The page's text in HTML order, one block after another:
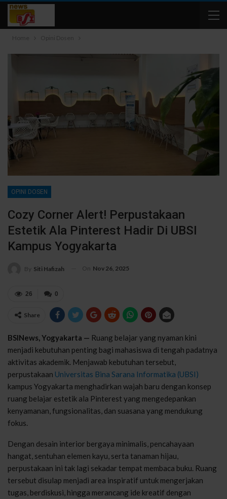
Home Opini Dosen
OPINI DOSEN
Cozy Corner Alert! Perpustakaan
Estetik Ala Pinterest Hadir Di UBSI
Kampus Yogyakarta
By Siti Hafizah On Nov 26, 2025
0
26
Share
BSINews, Yogyakarta — Ruang belajar yang nyaman kini
menjadi kebutuhan penting bagi mahasiswa di tengah padatnya
aktivitas akademik. Menjawab kebutuhan tersebut,
perpustakaan Universitas Bina Sarana Informatika (UBSI)
kampus Yogyakarta menghadirkan wajah baru dengan konsep
ruang belajar estetik ala Pinterest yang mengedepankan
kenyamanan, fungsionalitas, dan suasana yang mendukung
fokus.
Dengan desain interior bergaya minimalis, pencahayaan
hangat, sentuhan elemen kayu, serta tanaman hijau,
perpustakaan ini tak lagi sekadar tempat membaca buku. Ruang
tersebut disulap menjadi area inspiratif untuk mengerjakan
tugas, berdiskusi, hingga merancang ide kreatif dengan